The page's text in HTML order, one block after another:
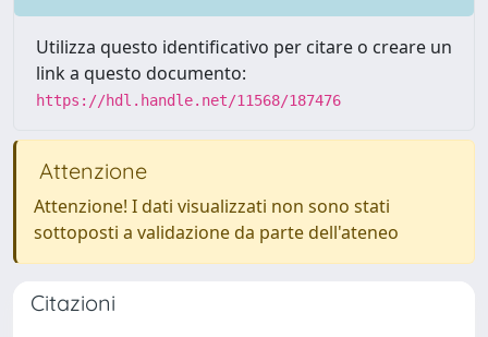
Utilizza questo identificativo per citare o creare un
link a questo documento:
https://hdl.handle.net/11568/187476
Attenzione
Attenzione! I dati visualizzati non sono stati
sottoposti a validazione da parte dell'ateneo
Citazioni